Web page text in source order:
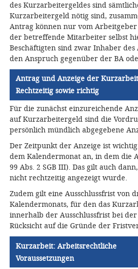
des Kurzarbeitergeldes sind
Kurzarbeitergeld nötig sind,
Antrag können nur vom
der betreffende Mitarbeiter selbst
Beschäftigten sind zwar Inhaber
den Anspruch gegenüber der BA
Antrag und Anzeige der
Rechtzeitig sowie richtig
Für die zunächst einzureichende
auf Kurzarbeitergeld sind die
persönlich mündlich abgegebene
Der Zeitpunkt der Anzeige ist
dem Kalendermonat an, in dem die
99 Abs. 2 SGB III). Das gilt auch
nicht rechtzeitig angezeigt wurde.
Zudem gilt eine Ausschlussfrist von
Kalendermonats, für den das
innerhalb der Ausschlussfrist bei
Rücksicht auf die Gründe der
Kurzarbeit: Arbeitsrechtliche
Voraussetzungen